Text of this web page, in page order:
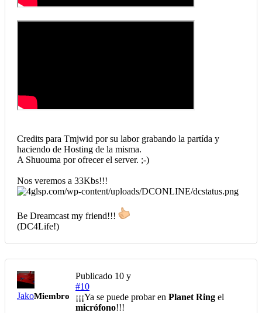
Credits para Tmjwid por su labor grabando la partída y
haciendo de Hosting de la misma.
A Shuouma por ofrecer el server. ;-)
Nos veremos a 33Kbs!!!
Be Dreamcast my friend!!!
(DC4Life!)
JakoMiembro
Publicado 10 y
#10
¡¡¡Ya se puede probar en Planet Ring el
micrófono!!!